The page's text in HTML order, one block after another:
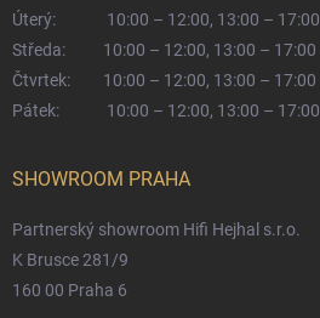
Úterý:
10:00 – 12:00, 13:00 – 17:00
Středa:
10:00 – 12:00, 13:00 – 17:00
Čtvrtek:
10:00 – 12:00, 13:00 – 17:00
Pátek:
10:00 – 12:00, 13:00 – 17:00
SHOWROOM PRAHA
Partnerský showroom Hifi Hejhal s.r.o.
K Brusce 281/9
160 00 Praha 6